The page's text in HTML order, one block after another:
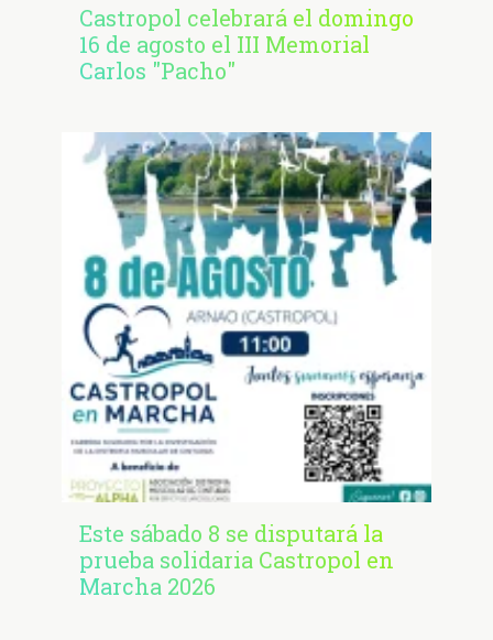
Castropol celebrará el domingo
16 de agosto el III Memorial
Carlos "Pacho"
Este sábado 8 se disputará la
prueba solidaria Castropol en
Marcha 2026